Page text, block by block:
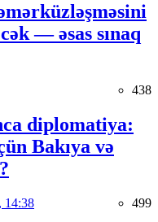
— əsas sınaq
438
diplomatiya:
Bakıya və
14:38 499